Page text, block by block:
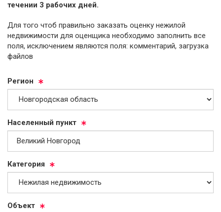
течении 3 рабочих дней.
Для того чтоб правильно заказать оценку нежилой
недвижимости для оценщика необходимо заполнить все
поля, исключением являются поля: комментарий, загрузка
файлов
Ре­ги­он
На­се­лен­ный пункт
Ка­те­го­рия
Объ­ект